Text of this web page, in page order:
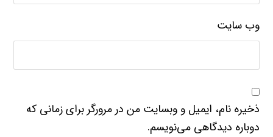
وب‌ سایت
ذخیره نام، ایمیل و وبسایت من در مرورگر برای زمانی که
دوباره دیدگاهی می‌نویسم.